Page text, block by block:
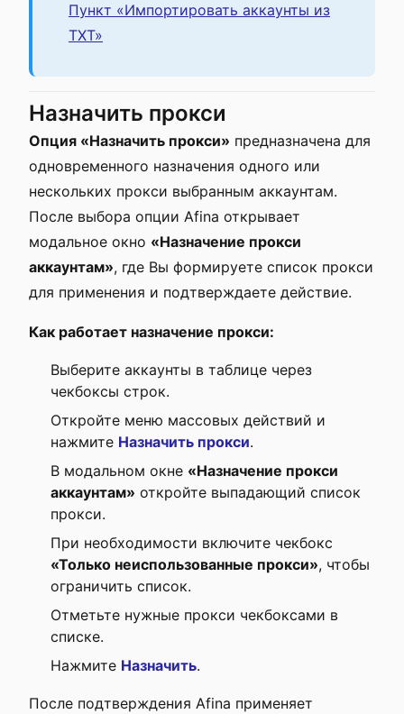
Пункт «Импортировать аккаунты из
ТХТ»
Назначить прокси
Опция «Назначить прокси» предназначена для
одновременного назначения одного или
нескольких прокси выбранным аккаунтам.
После выбора опции Afina открывает
модальное окно «Назначение прокси
аккаунтам», где Вы формируете список прокси
для применения и подтверждаете действие.
Как работает назначение прокси:
Выберите аккаунты в таблице через
чекбоксы строк.
Откройте меню массовых действий и
нажмите Назначить прокси.
В модальном окне «Назначение прокси
аккаунтам» откройте выпадающий список
прокси.
При необходимости включите чекбокс
«Только неиспользованные прокси», чтобы
ограничить список.
Отметьте нужные прокси чекбоксами в
списке.
Нажмите Назначить.
После подтверждения Afina применяет